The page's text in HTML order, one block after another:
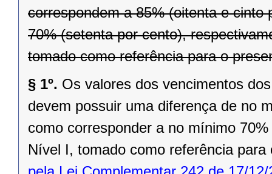
correspondem a 85% (oitenta e
70% (setenta por cento),
tomado como referência para o
§ 1º. Os valores dos vencimentos
devem possuir uma diferença de no
como corresponder a no mínimo
Nível I, tomado como referência